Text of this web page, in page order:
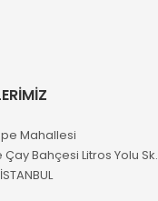
Mahallesi
Çay Bahçesi Litros Yolu Sk.